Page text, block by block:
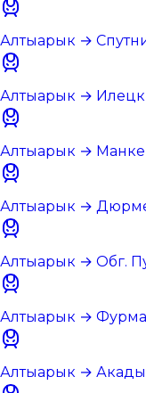
Алтыарык →
Алтыарык → Илецк
Алтыарык →
Алтыарык →
Алтыарык → Обг.
Алтыарык →
Алтыарык →